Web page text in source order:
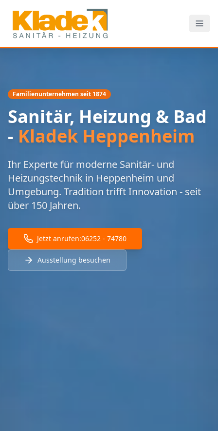
Familienunternehmen seit 1874
Sanitär, Heizung & Bad
- Kladek Heppenheim
Ihr Experte für moderne Sanitär- und
Heizungstechnik in Heppenheim und
Umgebung. Tradition trifft Innovation - seit
über 150 Jahren.
Jetzt anrufen:06252 - 74780
Ausstellung besuchen